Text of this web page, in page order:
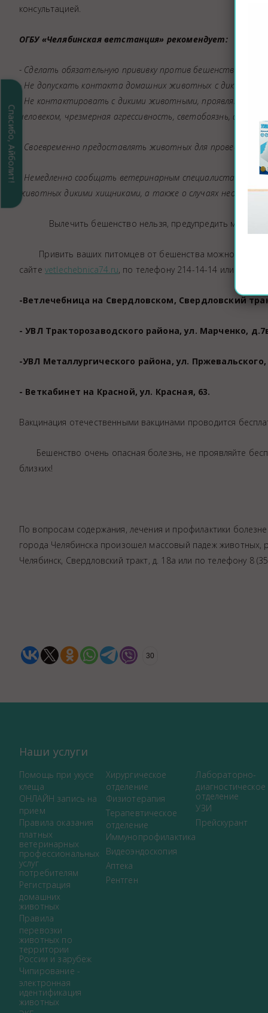
Спасибо, Айболит!
консультацией.
ОГБУ «Челябинская ветстанция» рекомендует:
- Сделать обязательную прививку против бешенства
- Не допускать контакта домашних животных с дикими
- Не контактировать с дикими животными, проявляющими
человеком, чрезмерная агрессивность, светобоязнь,
- Своевременно предоставлять животных для проведения
- Немедленно сообщать ветеринарным специалистам о
животных дикими хищниками, а также о случаях
Вылечить бешенство нельзя, предупредить можно!
Привить ваших питомцев от бешенства можно
сайте vetlechebnica74.ru, по телефону 214-14-14 или по
-Ветлечебница на Свердловском, Свердловский
- УВЛ Тракторозаводского района, ул. Марченко,
-УВЛ Металлургического района, ул. Пржевальского,
- Веткабинет на Красной, ул. Красная, 63.
Вакцинация отечественными вакцинами проводится
Бешенство очень опасная болезнь, не проявляйте
близких!
По вопросам содержания, лечения и профилактики
города Челябинска произошел массовый падеж животных,
Челябинск, Свердловский тракт, д. 18а или по телефону 8
30
Наши услуги
Помощь при укусе
клеща
ОНЛАЙН запись на
прием
Правила оказания
платных
ветеринарных
профессиональных
услуг
потребителям
Регистрация
домашних
животных
Правила
перевозки
животных по
территории
России и зарубеж
Чипирование -
электронная
идентификация
животных
Хирургическое
отделение
Физиотерапия
Терапевтическое
отделение
Иммунопрофилактика
Видеоэндоскопия
Аптека
Рентген
Лабораторно-
диагностическое
отделение
УЗИ
Прейскурант